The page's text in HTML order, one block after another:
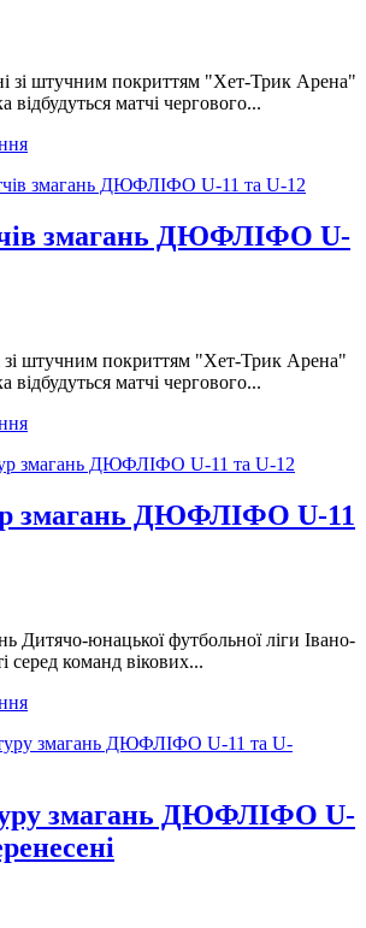
зі штучним покриттям "Хет-Трик Арена"
відбудуться матчі чергового...
змагань ДЮФЛІФО U-
зі штучним покриттям "Хет-Трик Арена"
відбудуться матчі чергового...
змагань ДЮФЛІФО U-11
Дитячо-юнацької футбольної ліги Івано-
серед команд вікових...
змагань ДЮФЛІФО U-